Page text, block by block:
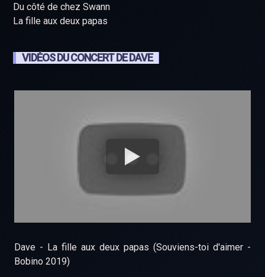
Du côté de chez Swann
La fille aux deux papas
VIDÉOS DU CONCERT DE DAVE
Dave - La fille aux deux papas (Souviens-toi d'aimer -
Bobino 2019)